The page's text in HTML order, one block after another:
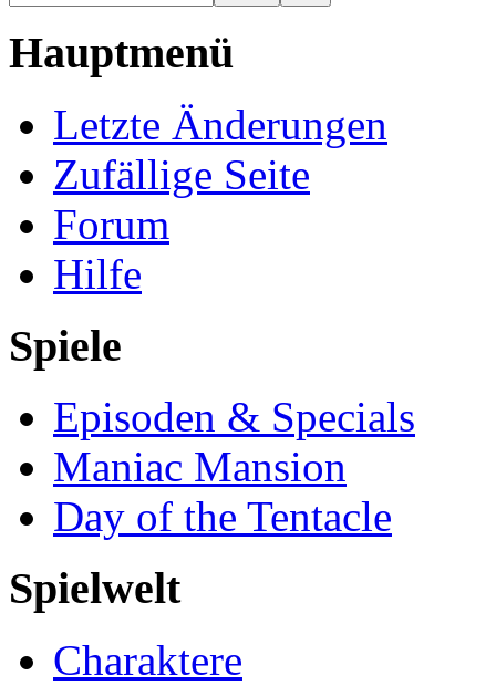
Hauptmenü
Letzte Änderungen
Zufällige Seite
Forum
Hilfe
Spiele
Episoden & Specials
Maniac Mansion
Day of the Tentacle
Spielwelt
Charaktere